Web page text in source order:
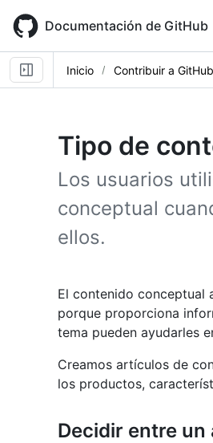
main
content
Documentación de GitHub
Inicio Contribuir a
Tipo de
Los usuarios
conceptual
ellos.
El contenido conceptual
porque proporciona
tema pueden ayudarles
Creamos artículos de
los productos,
Decidir entre